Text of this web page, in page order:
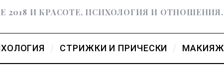
И КРАСОТЕ, ПСИХОЛОГИЯ И ОТНОШЕНИЯ.
СТРИЖКИ И ПРИЧЕСКИ МАКИЯЖ